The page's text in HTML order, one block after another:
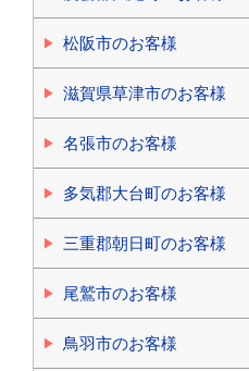
松阪市のお客様
滋賀県草津市のお客様
名張市のお客様
多気郡大台町のお客様
三重郡朝日町のお客様
尾鷲市のお客様
鳥羽市のお客様